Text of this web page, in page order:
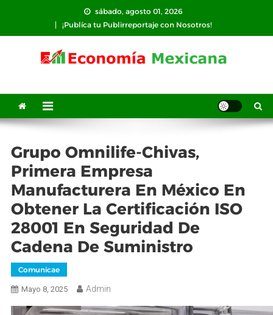
contenido
sábado, agosto 01, 2026
¡Publíca tu Publirreportaje con Nosotros!
Grupo Omnilife-Chivas,
Primera Empresa
Manufacturera En México En
Obtener La Certificación ISO
28001 En Seguridad De
Cadena De Suministro
Comunicae
Mayo 8, 2025 Admin